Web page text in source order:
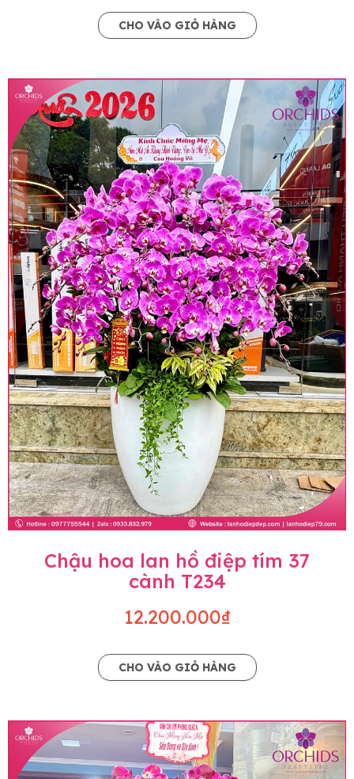
CHO VÀO GIỎ HÀNG
Chậu hoa lan hồ điệp tím 37
cành T234
12.200.000₫
CHO VÀO GIỎ HÀNG